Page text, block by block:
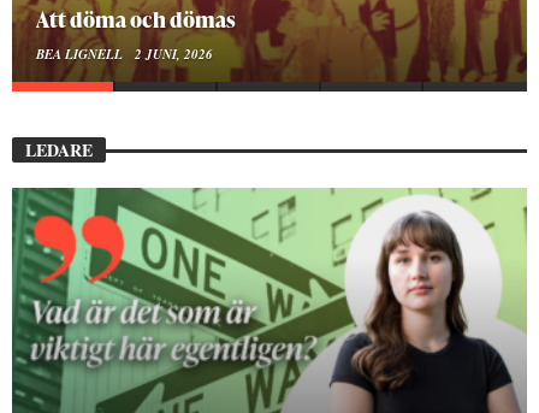
Att döma och dömas
BEA LIGNELL 2 JUNI, 2026
LEDARE